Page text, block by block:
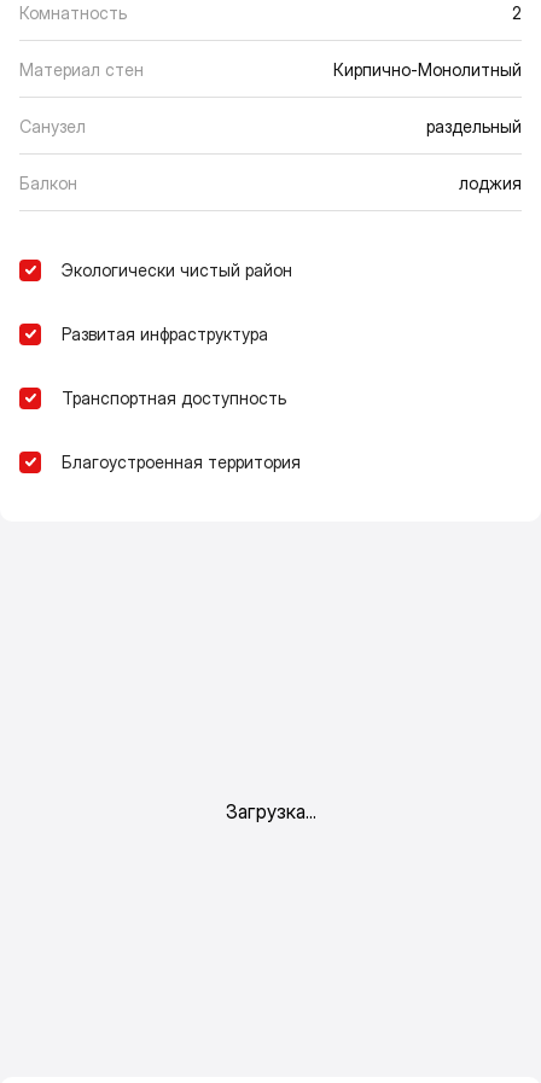
Комнатность 2
Материал стен Кирпично-Монолитный
Санузел раздельный
Балкон лоджия
Экологически чистый район
Развитая инфраструктура
Транспортная доступность
Благоустроенная территория